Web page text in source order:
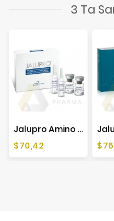
3 Ta
Jalupro Amino Acid (2x3ml Fiolki + 2 Ampułki)
Cena
$70,42